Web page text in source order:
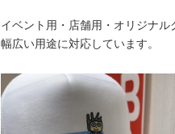
イベント用・店舗用・オリジナル
幅広い用途に対応しています。